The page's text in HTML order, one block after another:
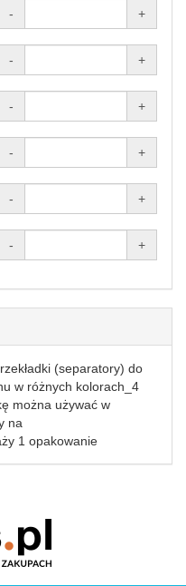
- +
- +
- +
- +
- +
- +
(separatory) do
w różnych kolorach_4
można używać w
na
1 opakowanie